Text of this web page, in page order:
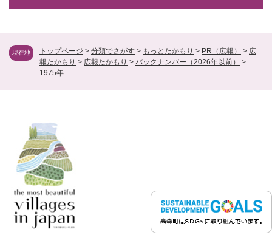
現在地 トップページ > 分類でさがす > もっとたかもり > PR（広報） > 広
報たかもり > 広報たかもり > バックナンバー（2026年以前）
>
1975年